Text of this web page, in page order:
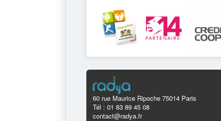
60 rue Maurice Ripoche 75014 Paris
Tél : 01 83 89 45 08
contact@radya.fr